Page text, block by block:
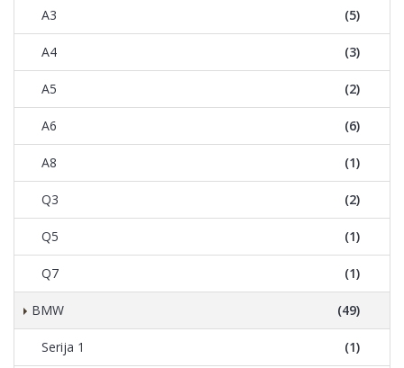
A3 (5)
A4 (3)
A5 (2)
A6 (6)
A8 (1)
Q3 (2)
Q5 (1)
Q7 (1)
BMW (49)
Serija 1 (1)